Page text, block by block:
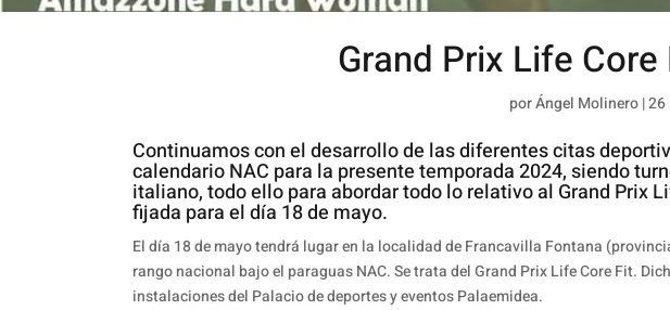
Grand Prix Life
porÁngel Molinero|26
Continuamos con el desarrollo de las diferentes citas
calendario NAC para la presente temporada 2024, siendo
italiano, todo ello para abordar todo lo relativo al Grand Prix
fijada para el día 18 de mayo.
El día 18 de mayo tendrá lugar en la localidad de Francavilla Fontana
rango nacional bajo el paraguas NAC. Se trata del Grand Prix Life Core Fit.
instalaciones del Palacio de deportes y eventos Palaemidea.